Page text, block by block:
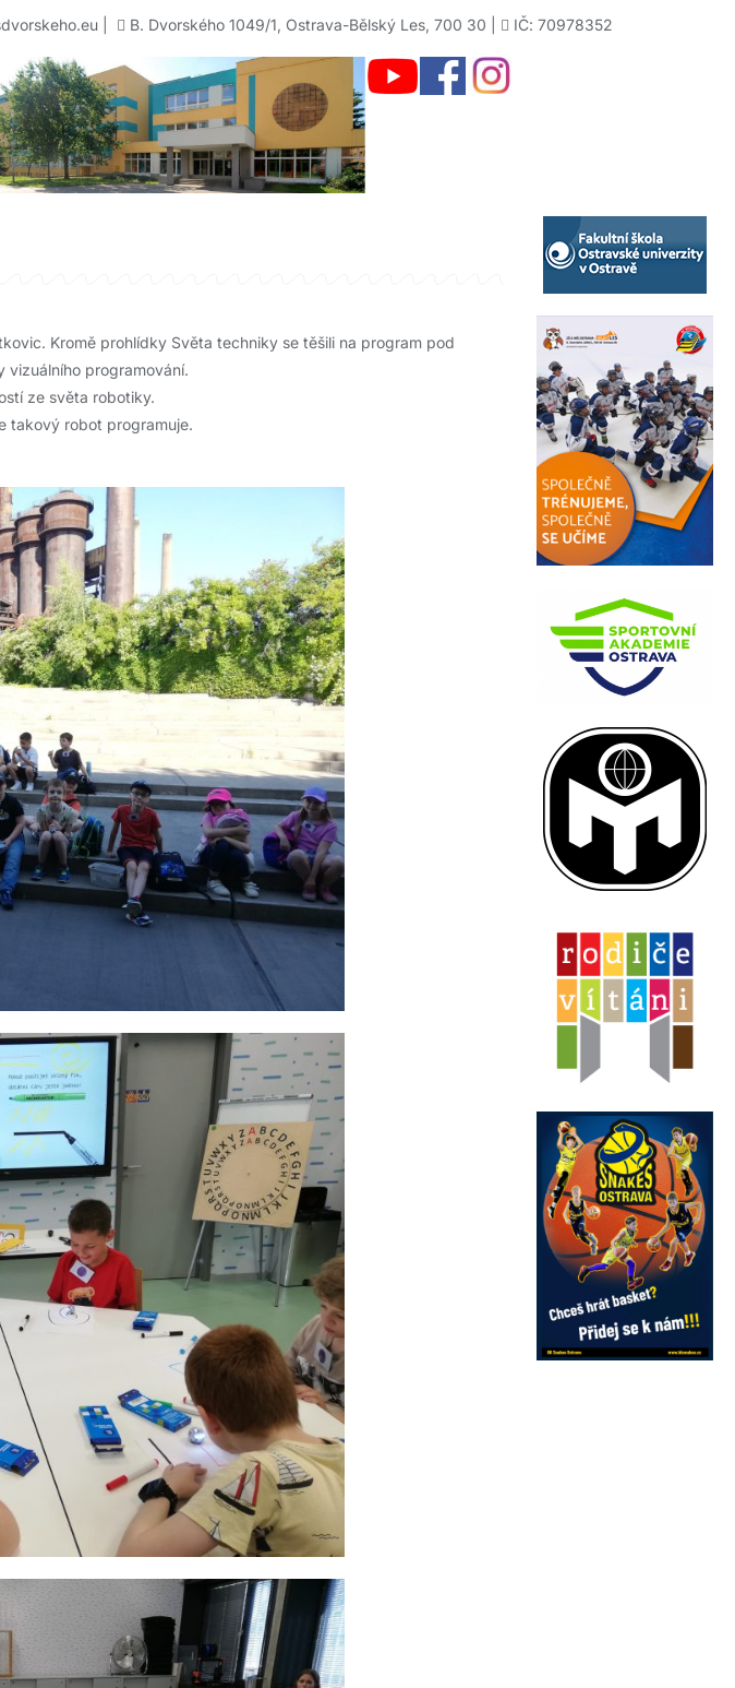
B. Dvorského 1049/1, Ostrava-Bělský Les, 700 30 | IČ: 70978352
Kromě prohlídky Světa techniky se těšili na program pod
vizuálního programování.
ze světa robotiky.
takový robot programuje.